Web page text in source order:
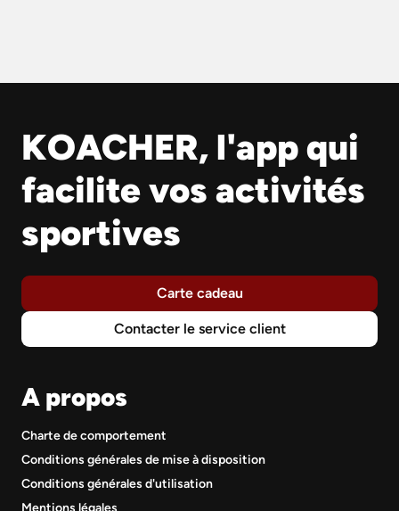
KOACHER, l'app qui
facilite vos activités
sportives
Carte cadeau
Contacter le service client
A propos
Charte de comportement
Conditions générales de mise à disposition
Conditions générales d'utilisation
Mentions légales